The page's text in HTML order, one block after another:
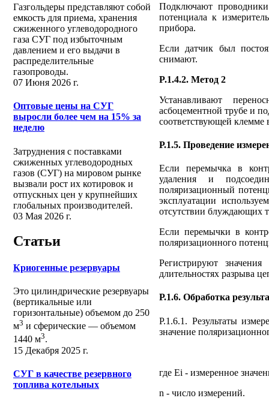
Газгольдеры представляют собой
емкость для приема, хранения
сжиженного углеводородного
газа СУГ под избыточным
давлением и его выдачи в
распределительные
газопроводы.
07 Июня 2026 г.
Оптовые цены на СУГ
выросли более чем на 15% за
неделю
Затруднения с поставками
сжиженных углеводородных
газов (СУГ) на мировом рынке
вызвали рост их котировок и
отпускных цен у крупнейших
глобальных производителей.
03 Мая 2026 г.
Статьи
Криогенные резервуары
Это цилиндрические резервуары
(вертикальные или
горизонтальные) объемом до 250
м3 и сферические ― объемом
1440 м3.
15 Декабря 2025 г.
СУГ в качестве резервного
топлива котельных
Подключают
потенциала к
прибора.
Если датчик был
снимают.
P.1.4.2. Метод 2
Устанавливают
асбоцементной трубе и
соответствующей клемме
Р.1.5. Проведение
Если перемычка в
удаления и
поляризационный
эксплуатации
отсутствии блуждающих
Если перемычки в
поляризационного
Регистрируют
длительностях разрыва
Р.1.6. Обработка
Р.1.6.1. Результаты
значение
где Ei - измеренное
n - число измерений.